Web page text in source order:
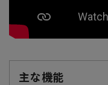
主な機能